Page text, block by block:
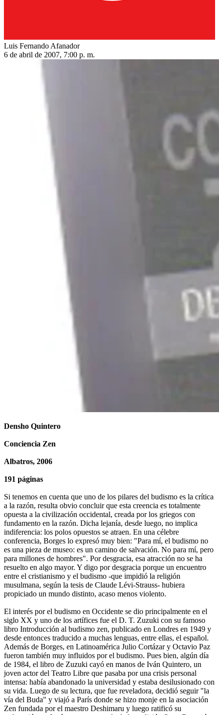
Luis Fernando Afanador
6 de abril de 2007, 7:00 p. m.
Densho Quintero
Conciencia Zen
Albatros, 2006
191 páginas
Si tenemos en cuenta que uno de los pilares del budismo es la crítica
a la razón, resulta obvio concluir que esta creencia es totalmente
opuesta a la civilización occidental, creada por los griegos con
fundamento en la razón. Dicha lejanía, desde luego, no implica
indiferencia: los polos opuestos se atraen. En una célebre
conferencia, Borges lo expresó muy bien: "Para mí, el budismo no
es una pieza de museo: es un camino de salvación. No para mí, pero
para millones de hombres". Por desgracia, esa atracción no se ha
resuelto en algo mayor. Y digo por desgracia porque un encuentro
entre el cristianismo y el budismo -que impidió la religión
musulmana, según la tesis de Claude Lévi-Strauss- hubiera
propiciado un mundo distinto, acaso menos violento.
El interés por el budismo en Occidente se dio principalmente en el
siglo XX y uno de los artífices fue el D. T. Zuzuki con su famoso
libro Introducción al budismo zen, publicado en Londres en 1949 y
desde entonces traducido a muchas lenguas, entre ellas, el español.
Además de Borges, en Latinoamérica Julio Cortázar y Octavio Paz
fueron también muy influidos por el budismo. Pues bien, algún día
de 1984, el libro de Zuzuki cayó en manos de Iván Quintero, un
joven actor del Teatro Libre que pasaba por una crisis personal
intensa: había abandonado la universidad y estaba desilusionado con
su vida. Luego de su lectura, que fue reveladora, decidió seguir "la
vía del Buda" y viajó a París donde se hizo monje en la asociación
Zen fundada por el maestro Deshimaru y luego ratificó su